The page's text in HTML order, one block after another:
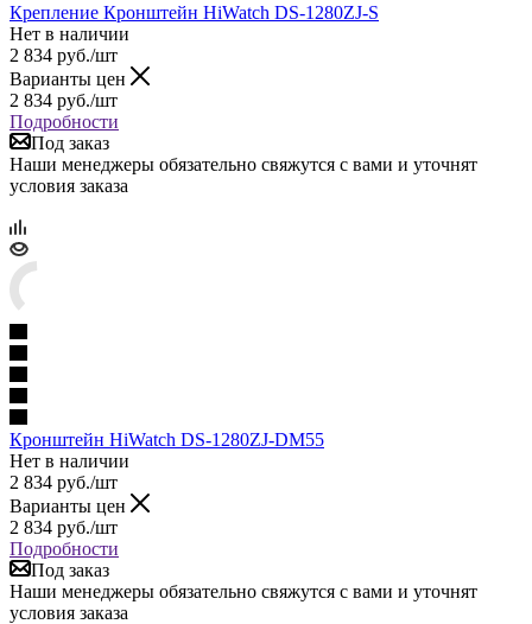
Крепление Кронштейн HiWatch DS-1280ZJ-S
Нет в наличии
2 834 руб./шт
Варианты цен
2 834 руб./шт
Подробности
Под заказ
Наши менеджеры обязательно свяжутся с вами и уточнят
условия заказа
Кронштейн HiWatch DS-1280ZJ-DM55
Нет в наличии
2 834 руб./шт
Варианты цен
2 834 руб./шт
Подробности
Под заказ
Наши менеджеры обязательно свяжутся с вами и уточнят
условия заказа